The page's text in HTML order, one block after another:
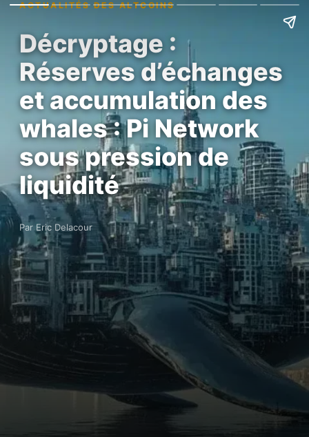
ACTUALITÉS DES ALTCOINS
Décryptage :
Réserves d’échanges
et accumulation des
whales : Pi Network
sous pression de
liquidité
Par Eric Delacour